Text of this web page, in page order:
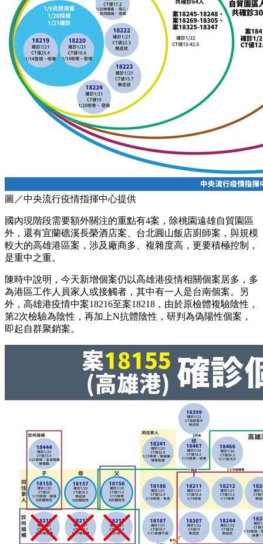
圖／中央流行疫情指揮中心提供
國內現階段需要額外關注的重點有4案，除桃園遠雄自貿園區
外，還有宜蘭礁溪長榮酒店案、台北圓山飯店廚師案，與規模
較大的高雄港區案，涉及廠商多、複雜度高，更要積極控制，
是重中之重。
陳時中說明，今天新增個案仍以高雄港疫情相關個案居多，多
為港區工作人員家人或接觸者，其中有一人是台南個案。另
外，高雄港疫情中案18216至案18218，由於原檢體複驗陰性，
第2次檢驗為陰性，再加上N抗體陰性，研判為偽陽性個案，
即起自群聚銷案。